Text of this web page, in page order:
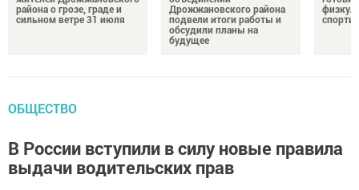
района о грозе, граде и
сильном ветре 31 июля
Дрожжановского района
подвели итоги работы и
обсудили планы на
будущее
ОБЩЕСТВО
В России вступили в силу новые правила
выдачи водительских прав